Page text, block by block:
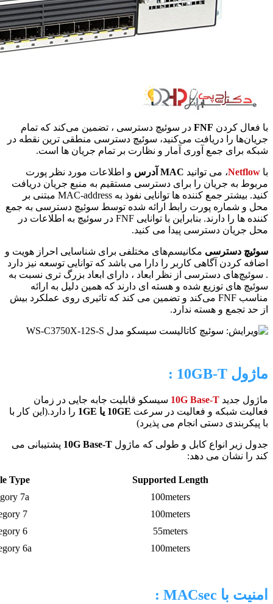
با فعال کردن FNF در سوئیچ دسترسی ، تضمین می‌کند که تمام
جریان‌ها را دریافت می‌کنید، سوئیچ دسترسی منطقی ترین نقطه در
شبکه برای جمع آوری آمار و نظارت بر تمام جریان ها است.
با Netflow، می توانید MAC آدرس
و اطلاعات مورد نظر پورت
مربوط به جریان را برای دسترسی مستقیم به منبع جریان دریافت
کنید. بیشتر جمع کننده ها توانایی نفوذ به MAC-address مبتنی بر
محل و شماره پورت رابط ارائه شده توسط سوئیچ دسترسی به جمع
کننده ها را دارند. بنابراین با توانایی FNF در سوئیچ به اطلاعات در
محل جریان دسترسی پیدا می کنید.
سوئیچ دسترسی مکانیسم‌های مختلفی برای شناسایی احراز هویت و
اضافه کردن آگاهی کاربر را دارا می باشد که توانایی توسعه نیز دارد
. سوئیچ‌های دسترسی از نظر ابعاد ، دارای ابعاد بزرگ تری نسبت به
سوئیچ های توزیع شده و هسته ای دارند که همین دلیل به ارائه
مناسب FNF می‌کند و تضمین می کند که تاثیری روی عملکرد بیش
از حد تجمع و هسته ندارد.
ماژول 10GB-T :
ماژول جدید 10G Base-T سیسکو قابلیت جابه جایی در زمان
فعالیت شبکه و فعالیت در سرعت
را دارد.(این کار با
با پیکربندی دستی انجام می پذیرد)
جدول زیر انواع کابل و طولی که ماژول
پشتیبانی می
کند را نشان می دهد:
Supported Length
Type
100meters
7a
100meters
7
55meters
6
100meters
6a*
امنیت با MACsec :